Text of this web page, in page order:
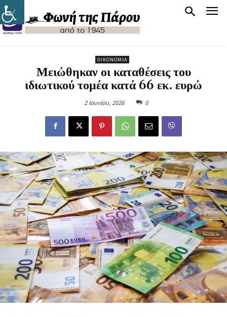
ΟΙΚΟΝΟΜΊΑ
Μειώθηκαν οι καταθέσεις του
ιδιωτικού τομέα κατά 66 εκ. ευρώ
2 Ιουνίου, 2026 0